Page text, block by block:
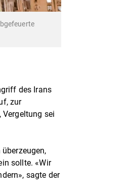
des Irans
zur
sei
sollte. «Wir
sagte der